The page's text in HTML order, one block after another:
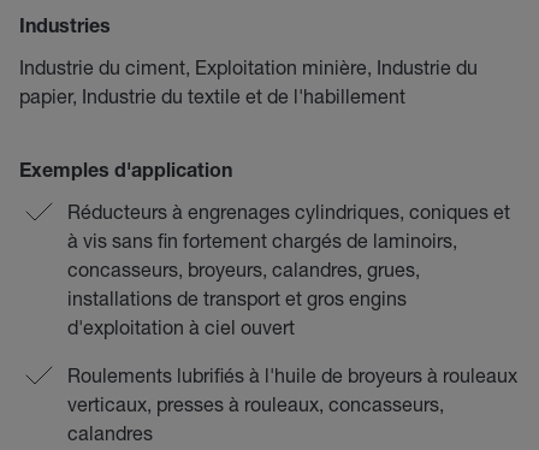
Industries
Industrie du ciment, Exploitation minière, Industrie du
papier, Industrie du textile et de l'habillement
Exemples d'application
Réducteurs à engrenages cylindriques, coniques et
à vis sans fin fortement chargés de laminoirs,
concasseurs, broyeurs, calandres, grues,
installations de transport et gros engins
d'exploitation à ciel ouvert
Roulements lubrifiés à l'huile de broyeurs à rouleaux
verticaux, presses à rouleaux, concasseurs,
calandres